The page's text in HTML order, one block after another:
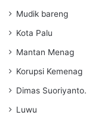
Mudik bareng
Kota Palu
Mantan Menag
Korupsi Kemenag
Dimas Suoriyanto.
Luwu